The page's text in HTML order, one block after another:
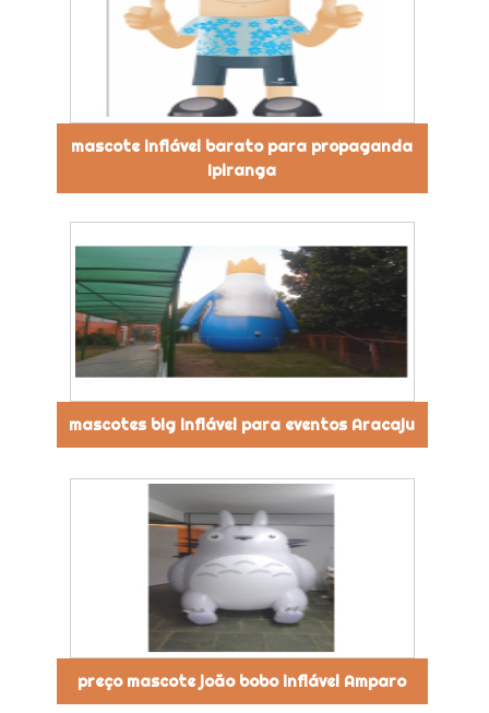
mascote inflável barato para propaganda
Ipiranga
mascotes big inflável para eventos Aracaju
preço mascote joão bobo inflável Amparo